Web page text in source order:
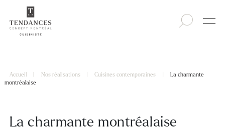
Accueil Nos réalisations Cuisines contemporaines
La charmante
montréalaise
La charmante montréalaise